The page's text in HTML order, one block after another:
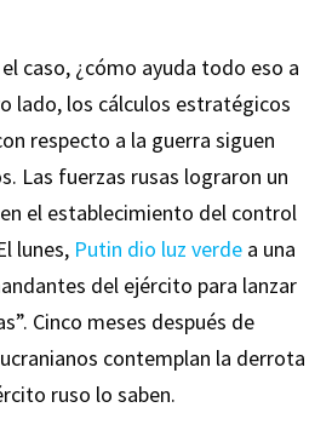
caso, ¿cómo ayuda todo eso a
lado, los cálculos estratégicos
respecto a la guerra siguen
Las fuerzas rusas lograron un
el establecimiento del control
lunes, Putin dio luz verdea una
del ejército para lanzar
Cinco meses después de
contemplan la derrota
ruso lo saben.